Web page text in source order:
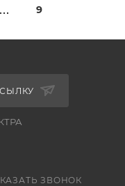
9
ЗВОНОК